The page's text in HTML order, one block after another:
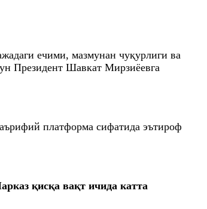
ечими, мазмунан чуқурлиги ва
Президент Шавкат Мирзиёевга
платформа сифатида эътироф
қисқа вақт ичида катта